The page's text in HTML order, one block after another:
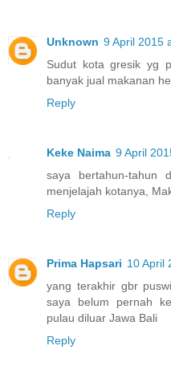
Unknown 9 April 2015
Sudut kota gresik yg
banyak jual makanan
Reply
Keke Naima 9 April
saya bertahun-tahun
menjelajah kotanya,
Reply
Prima Hapsari 10 April
yang terakhir gbr
saya belum pernah
pulau diluar Jawa Bali
Reply